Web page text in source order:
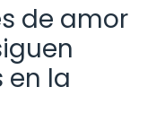
de amor
en la